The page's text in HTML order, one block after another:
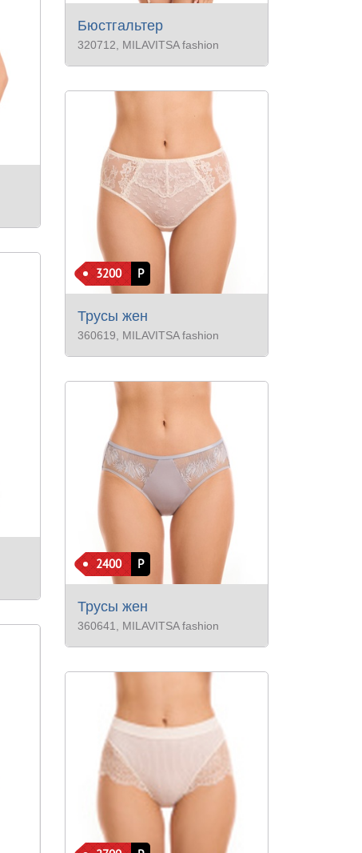
Бюстгальтер
320712 , MILAVITSA fashion
3200 Р
Трусы жен
360619 , MILAVITSA fashion
2400 Р
Трусы жен
360641 , MILAVITSA fashion